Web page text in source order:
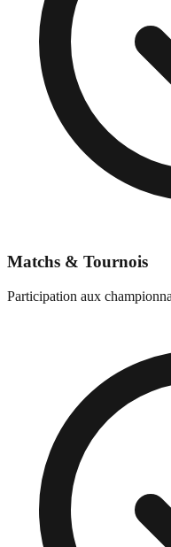
Matchs & Tournois
Participation aux